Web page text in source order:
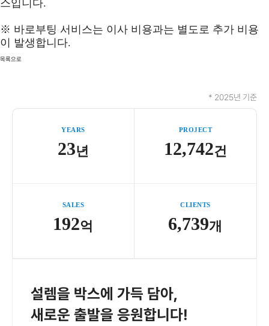
스입니다.
※ 바로부팅 서비스는 이사 비용과는 별도로 추가 비용
이 발생합니다.
목록으로
* 2025년 기준
YEARS
23년
PROJECT
12,742건
SALES
192억
CLIENTS
6,739개
설렘을 박스에 가득 담아,
새로운 출발을 응원합니다!